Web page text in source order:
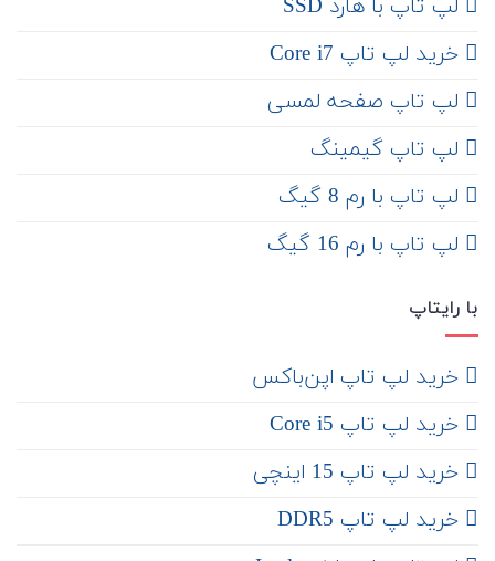
لپ تاپ با هارد SSD
خرید لپ تاپ Core i7
لپ تاپ صفحه لمسی
لپ تاپ گیمینگ
لپ تاپ با رم 8 گیگ
لپ تاپ با رم 16 گیگ
با رایتاپ
‌ خرید لپ تاپ اپن‌باکس
خرید لپ تاپ Core i5
‌‌ خرید لپ تاپ 15 اینچی
خرید لپ تاپ DDR5